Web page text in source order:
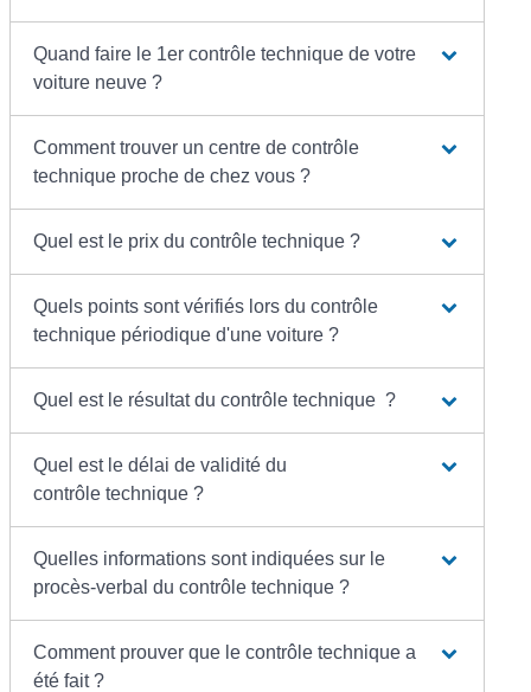
Quand faire le 1er contrôle technique de votre
voiture neuve ?
Comment trouver un centre de contrôle
technique proche de chez vous ?
Quel est le prix du contrôle technique ?
Quels points sont vérifiés lors du contrôle
technique périodique d'une voiture ?
Quel est le résultat du contrôle technique ?
Quel est le délai de validité du
contrôle technique ?
Quelles informations sont indiquées sur le
procès-verbal du contrôle technique ?
Comment prouver que le contrôle technique a
été fait ?